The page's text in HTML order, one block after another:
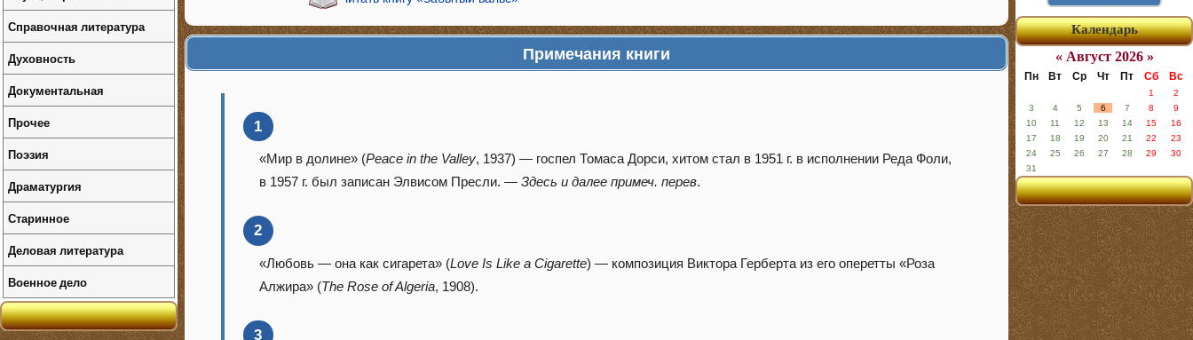
Примечания книги
1
«Мир в долине» (Peace in the Valley, 1937) — госпел Томаса Дорси, хитом стал в 1951 г. в исполнении Реда Фоли,
в 1957 г. был записан Элвисом Пресли. —Здесь и далее примеч. перев.
2
«Любовь — она как сигарета» (Love Is Like a Cigarette) — композиция Виктора Герберта из его оперетты «Роза
Алжира» (The Rose of Algeria, 1908).
3
Календарь
« Август 2026 »
Пн Вт Ср Чт Пт Сб Вс
1
2
3
4 5 6 7 8
9
10
11 12 13 14 15
16
17
18 19 20 21 22
23
24
25 26 27 28 29
30
31
Справочная литература
Духовность
Документальная
Прочее
Поэзия
Драматургия
Старинное
Деловая литература
Военное дело